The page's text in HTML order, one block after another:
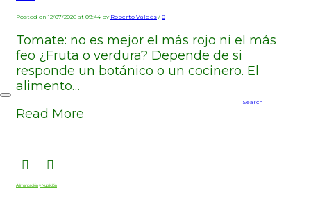
Search
Posted on 12/07/2026 at 09:44 by Roberto Valdés / 0
Tomate: no es mejor el más rojo ni el más
feo ¿Fruta o verdura? Depende de si
responde un botánico o un cocinero. El
alimento…
Read More
Alimentación y Nutrición